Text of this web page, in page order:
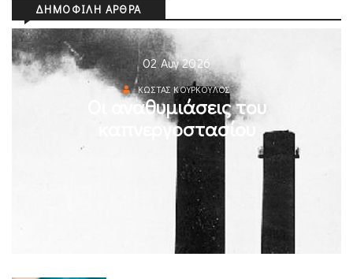
ΔΗΜΟΦΙΛΉ ΆΡΘΡΑ
02 Αυγ 2026
ΚΏΣΤΑΣ ΚΟΎΡΚΟΥΛΟΣ
Οι αναθυμιάσεις του
καπνεργοστασίου